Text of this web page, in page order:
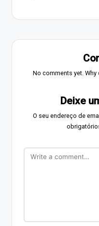
No comments yet.
Deixe
O seu endereço de